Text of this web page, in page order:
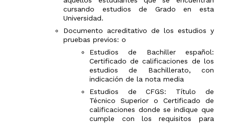
cursando estudios de Grado en esta
Universidad.
Documento acreditativo de los estudios y
pruebas previos: o
Estudios de Bachiller español:
Certificado de calificaciones de los
estudios de Bachillerato, con
indicación de la nota media
Estudios de CFGS: Título de
Técnico Superior o Certificado de
calificaciones donde se indique que
cumple con los requisitos para